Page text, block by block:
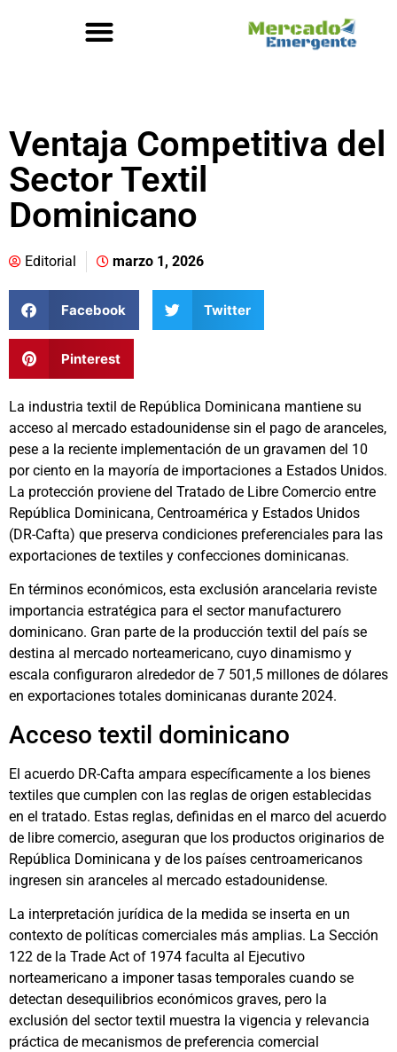
Ventaja Competitiva del
Sector Textil
Dominicano
Editorial marzo 1, 2026
Facebook Twitter
Pinterest
La industria textil de República Dominicana mantiene su
acceso al mercado estadounidense sin el pago de aranceles,
pese a la reciente implementación de un gravamen del 10
por ciento en la mayoría de importaciones a Estados Unidos.
La protección proviene del Tratado de Libre Comercio entre
República Dominicana, Centroamérica y Estados Unidos
(DR-Cafta) que preserva condiciones preferenciales para las
exportaciones de textiles y confecciones dominicanas.
En términos económicos, esta exclusión arancelaria reviste
importancia estratégica para el sector manufacturero
dominicano. Gran parte de la producción textil del país se
destina al mercado norteamericano, cuyo dinamismo y
escala configuraron alrededor de 7 501,5 millones de dólares
en exportaciones totales dominicanas durante 2024.
Acceso textil dominicano
El acuerdo DR-Cafta ampara específicamente a los bienes
textiles que cumplen con las reglas de origen establecidas
en el tratado. Estas reglas, definidas en el marco del acuerdo
de libre comercio, aseguran que los productos originarios de
República Dominicana y de los países centroamericanos
ingresen sin aranceles al mercado estadounidense.
La interpretación jurídica de la medida se inserta en un
contexto de políticas comerciales más amplias. La Sección
122 de la Trade Act of 1974 faculta al Ejecutivo
norteamericano a imponer tasas temporales cuando se
detectan desequilibrios económicos graves, pero la
exclusión del sector textil muestra la vigencia y relevancia
práctica de mecanismos de preferencia comercial